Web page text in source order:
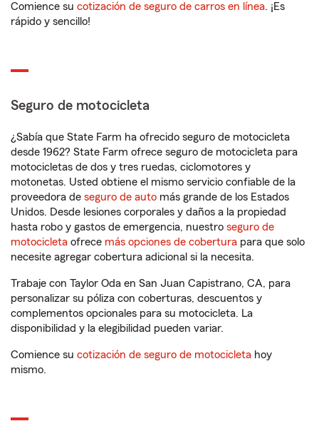
Comience su cotización de seguro de carros en línea. ¡Es
rápido y sencillo!
Seguro de motocicleta
¿Sabía que State Farm ha ofrecido seguro de motocicleta
desde 1962? State Farm ofrece seguro de motocicleta para
motocicletas de dos y tres ruedas, ciclomotores y
motonetas. Usted obtiene el mismo servicio confiable de la
proveedora de seguro de auto más grande de los Estados
Unidos. Desde lesiones corporales y daños a la propiedad
hasta robo y gastos de emergencia, nuestro seguro de
motocicleta ofrece más opciones de cobertura para que solo
necesite agregar cobertura adicional si la necesita.
Trabaje con Taylor Oda en San Juan Capistrano, CA, para
personalizar su póliza con coberturas, descuentos y
complementos opcionales para su motocicleta. La
disponibilidad y la elegibilidad pueden variar.
Comience su cotización de seguro de motocicleta hoy
mismo.